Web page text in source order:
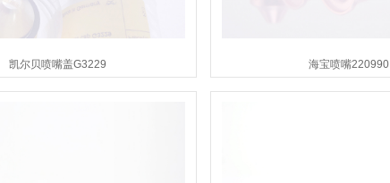
凯尔贝喷嘴盖G3229 海宝喷嘴220990